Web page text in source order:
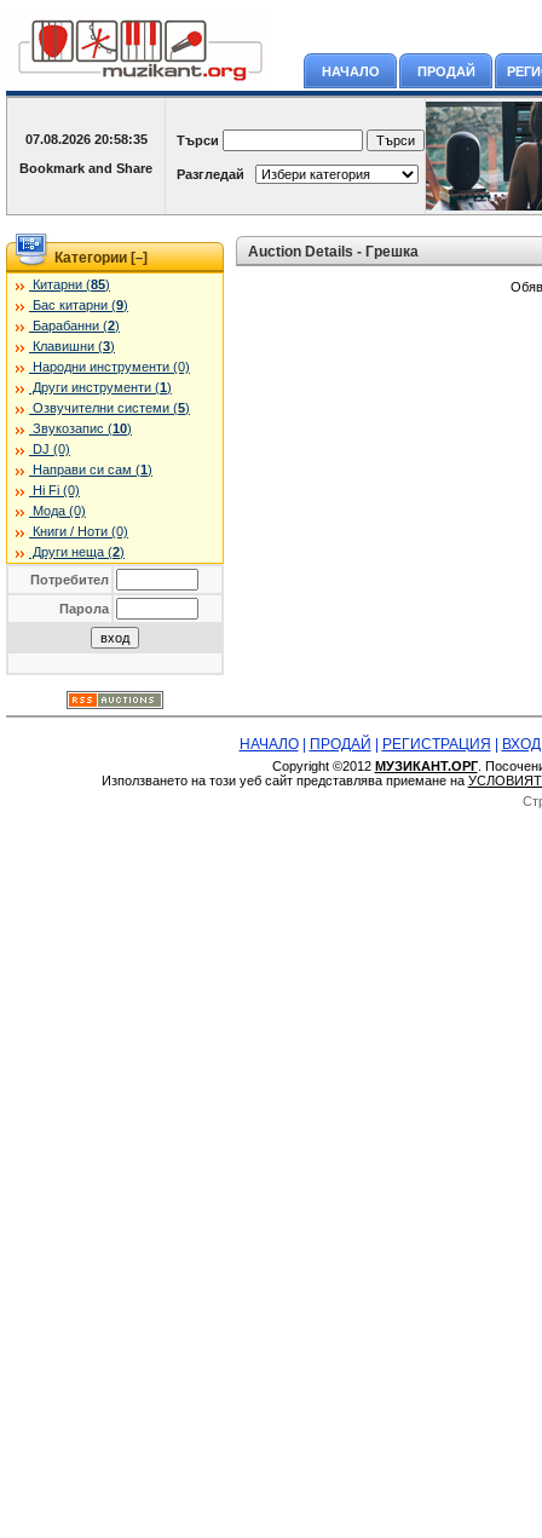
НАЧАЛО ПРОДАЙ
07.08.2026 20:58:35 Търси
Разгледай
Категории [–]
Китарни (85)
Бас китарни (9)
Барабанни (2)
Клавишни (3)
Народни инструменти (0)
Други инструменти (1)
Озвучителни системи (5)
Звукозапис (10)
DJ (0)
Направи си сам (1)
Hi Fi (0)
Мода (0)
Книги / Ноти (0)
Други неща (2)
Потребител
Парола
Auction Details - Грешка
НАЧАЛО| ПРОДАЙ РЕГИСТРАЦИЯ ВХОД
Copyright ©2012 МУЗИКАНТ.ОРГ.
Използването на този уеб сайт представлява приемане на